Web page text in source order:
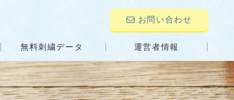
お問い合わせ
無料刺繍データ 運営者情報